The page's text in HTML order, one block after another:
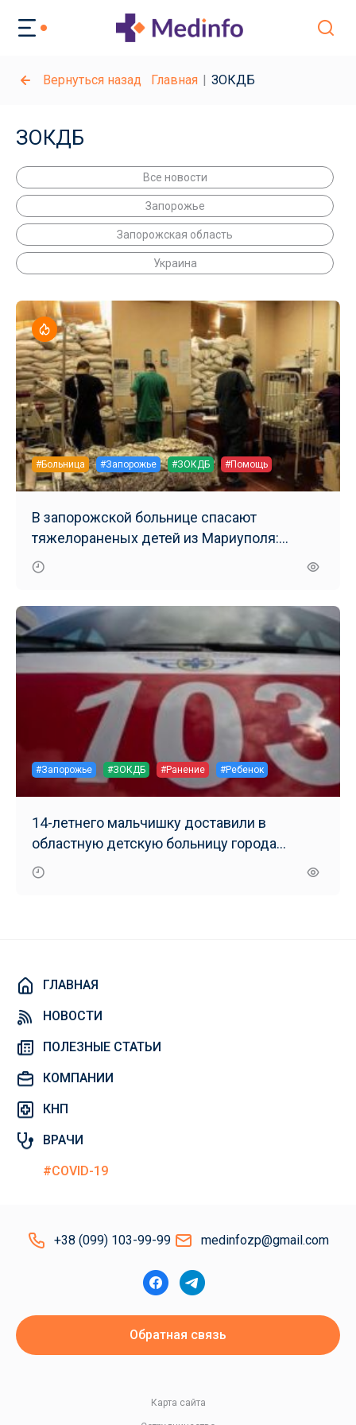
Вернуться назад Главная ЗОКДБ
ЗОКДБ
Все новости
Запорожье
Запорожская область
Украина
#Больница #Запорожье #ЗОКДБ #Помощь
В запорожской больнице спасают
тяжелораненых детей из Мариуполя:
необходима помощь
#Запорожье #ЗОКДБ #Ранение #Ребенок
14-летнего мальчишку доставили в
областную детскую больницу города
Запорожье
ГЛАВНАЯ
НОВОСТИ
ПОЛЕЗНЫЕ СТАТЬИ
КОМПАНИИ
КНП
ВРАЧИ
#COVID-19
+38 (099) 103-99-99 medinfozp@gmail.com
Обратная связь
Карта сайта